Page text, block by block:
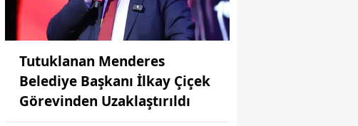
Tutuklanan Menderes
Belediye Başkanı İlkay Çiçek
Görevinden Uzaklaştırıldı